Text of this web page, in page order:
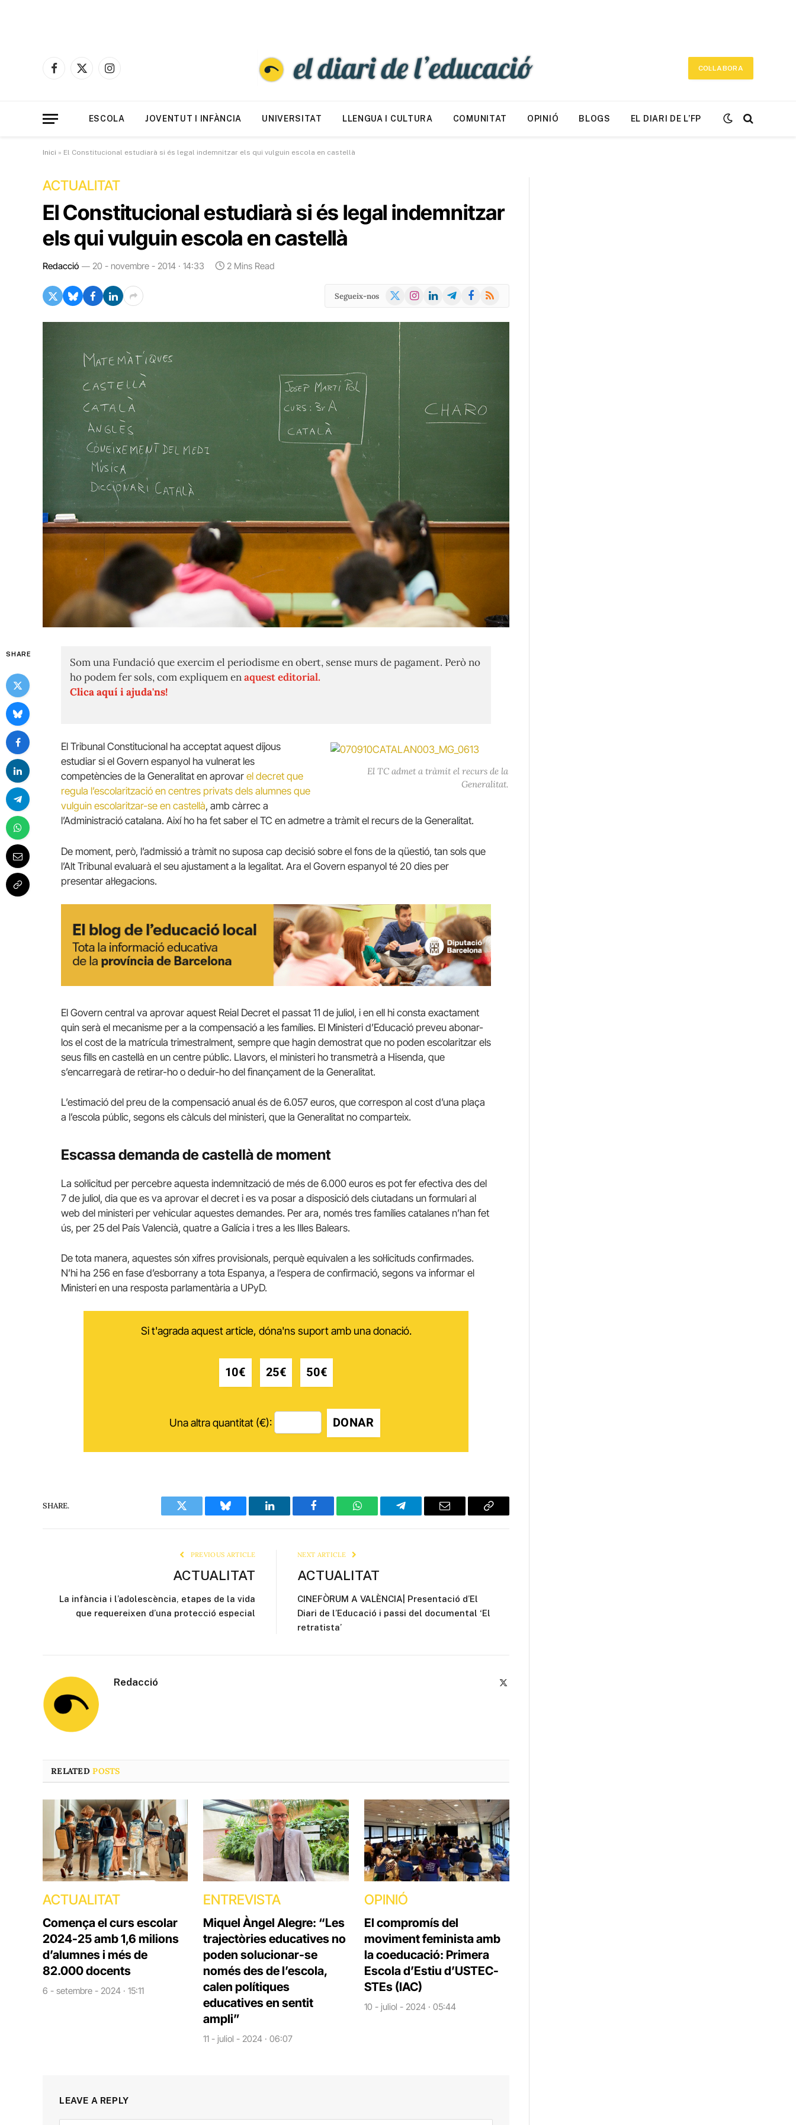
Facebook
X
Instagram
COL·LABORA
ESCOLA JOVENTUT I INFÀNCIA UNIVERSITAT LLENGUA I CULTURA COMUNITAT OPINIÓ BLOGS EL DIARI DE L’FP
Inici » El Constitucional estudiarà si és legal indemnitzar els qui vulguin escola en castellà
ACTUALITAT
El Constitucional estudiarà si és legal indemnitzar
els qui vulguin escola en castellà
Redacció 20 - novembre - 2014 · 14:33 2 Mins Read
Segueix-nos
X
Instagram
LinkedInTelegramFacebook
RSS
SHARE
Som una Fundació que exercim el periodisme en obert, sense murs de pagament. Però no
ho podem fer sols, com expliquem enaquest editorial.
Clica aquí i ajuda'ns!
El TC admet a tràmit el recurs de la
Generalitat.
El Tribunal Constitucional ha acceptat aquest dijous
estudiar si el Govern espanyol ha vulnerat les
competències de la Generalitat en aprovar el decret que
regula l’escolarització en centres privats dels alumnes que
vulguin escolaritzar-se en castellà, amb càrrec a
l’Administració catalana. Així ho ha fet saber el TC en admetre a tràmit el recurs de la Generalitat.
De moment, però, l’admissió a tràmit no suposa cap decisió sobre el fons de la qüestió, tan sols que
l’Alt Tribunal evaluarà el seu ajustament a la legalitat. Ara el Govern espanyol té 20 dies per
presentar al·legacions.
El Govern central va aprovar aquest Reial Decret el passat 11 de juliol, i en ell hi consta exactament
quin serà el mecanisme per a la compensació a les famílies. El Ministeri d’Educació preveu abonar-
los el cost de la matrícula trimestralment, sempre que hagin demostrat que no poden escolaritzar els
seus fills en castellà en un centre públic. Llavors, el ministeri ho transmetrà a Hisenda, que
s’encarregarà de retirar-ho o deduir-ho del finançament de la Generalitat.
L’estimació del preu de la compensació anual és de 6.057 euros, que correspon al cost d’una plaça
a l’escola públic, segons els càlculs del ministeri, que la Generalitat no comparteix.
Escassa demanda de castellà de moment
La sol·licitud per percebre aquesta indemnització de més de 6.000 euros es pot fer efectiva des del
7 de juliol, dia que es va aprovar el decret i es va posar a disposició dels ciutadans un formulari al
web del ministeri per vehicular aquestes demandes. Per ara, només tres famílies catalanes n’han fet
ús, per 25 del País Valencià, quatre a Galícia i tres a les Illes Balears.
De tota manera, aquestes són xifres provisionals, perquè equivalen a les sol·licituds confirmades.
N’hi ha 256 en fase d’esborrany a tota Espanya, a l’espera de confirmació, segons va informar el
Ministeri en una resposta parlamentària a UPyD.
Si t'agrada aquest article, dóna'ns suport amb una donació.
10€ 25€ 50€
Una altra quantitat (€): DONAR
SHARE.
Twitter Bluesky LinkedIn Facebook WhatsAppTelegram Email
Copy
PREVIOUS ARTICLE
ACTUALITAT
La infància i l’adolescència, etapes de la vida
que requereixen d’una protecció especial
NEXT ARTICLE
ACTUALITAT
CINEFÒRUM A VALÈNCIA| Presentació d’El
Diari de l’Educació i passi del documental ‘El
retratista’
Redacció
RELATEDPOSTS
ACTUALITAT
Comença el curs escolar
2024-25 amb 1,6 milions
d’alumnes i més de
82.000 docents
6 - setembre - 2024 · 15:11
ENTREVISTA
Miquel Àngel Alegre: “Les
trajectòries educatives no
poden solucionar-se
només des de l’escola,
calen polítiques
educatives en sentit
ampli”
11 - juliol - 2024 · 06:07
OPINIÓ
El compromís del
moviment feminista amb
la coeducació: Primera
Escola d’Estiu d’USTEC-
STEs (IAC)
10 - juliol - 2024 · 05:44
LEAVE A REPLY